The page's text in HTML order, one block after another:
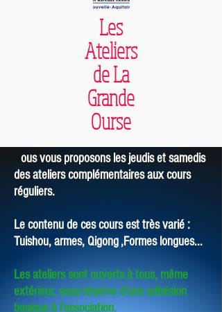
Les
Ateliers
de La
Grande
Ourse
ous vous proposons les jeudis et samedis
des ateliers complémentaires aux cours
réguliers.
Le contenu de ces cours est très varié :
Tuishou, armes, Qigong ,Formes longues...
Les ateliers sont ouverts à tous, même
extérieur, sous réserve d'une adhésion
basique à l'association.